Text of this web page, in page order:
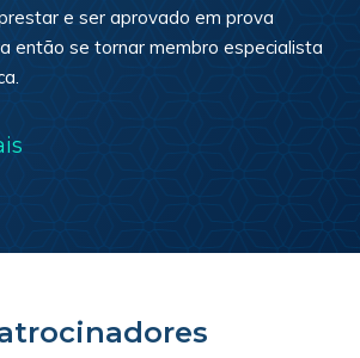
e ser aprovado em prova
então se tornar membro especialista